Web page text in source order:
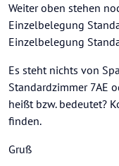
Weiter oben stehen
Einzelbelegung
Einzelbelegung
Es steht nichts von
Standardzimmer 7AE
heißt bzw. bedeutet?
finden.
Gruß